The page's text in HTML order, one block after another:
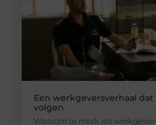
Een werkgeversverhaal
volgen
Waarom je merk als